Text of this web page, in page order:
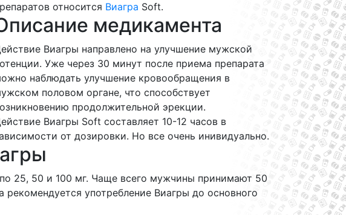
относится Виагра Soft.
медикамента
Виагры направлено на улучшение мужской
Уже через 30 минут после приема препарата
наблюдать улучшение кровообращения в
половом органе, что способствует
продолжительной эрекции.
Виагры Soft составляет 10-12 часов в
от дозировки. Но все очень инивидуально.
25, 50 и 100 мг. Чаще всего мужчины принимают 50
употребление Виагры до основного